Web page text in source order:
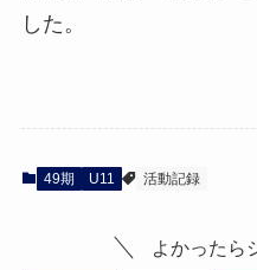
した。
49期 U11 活動記録
よかったら